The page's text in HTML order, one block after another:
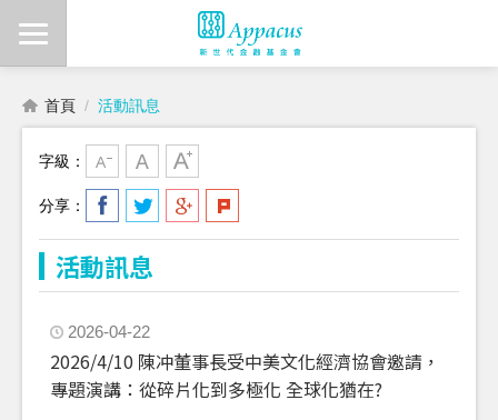
首頁 活動訊息
字級：
分享：
活動訊息
2026-04-22
2026/4/10 陳冲董事長受中美文化經濟協會邀請，
專題演講：從碎片化到多極化 全球化猶在?